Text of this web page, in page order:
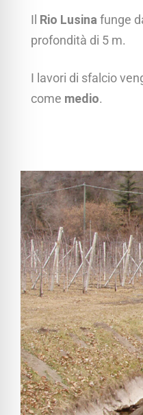
Il Rio Lusina funge
profondità di 5 m.
I lavori di sfalcio
come medio.